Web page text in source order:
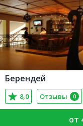
Берендей
8,0 Отзывы 0
от